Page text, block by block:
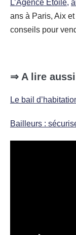
L’Agence Etoile,
ans à Paris, Aix
conseils pour
⇒ A lire
Le bail
Bailleurs :